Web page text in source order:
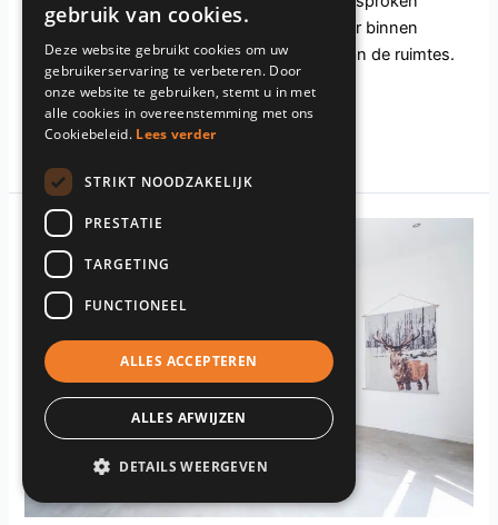
karakter. Binnen valt het daglicht rijkelijk naar binnen
dankzij de hoge ramen en de open opzet van de ruimtes.
De woonruimte is
Read More »
NB138.Uden
gebruik van cookies.
Deze website gebruikt cookies om uw
gebruikerservaring te verbeteren. Door
onze website te gebruiken, stemt u in met
alle cookies in overeenstemming met ons
Cookiebeleid. Lees verder
STRIKT NOODZAKELIJK
PRESTATIE
TARGETING
FUNCTIONEEL
ALLES ACCEPTEREN
ALLES AFWIJZEN
DETAILS WEERGEVEN